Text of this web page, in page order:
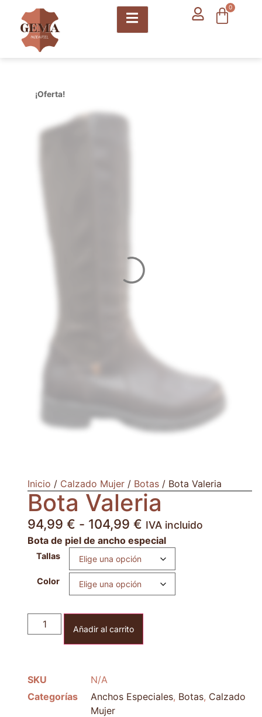
contenido 0
¡Oferta!
Inicio / Calzado Mujer / Botas / Bota Valeria
Bota Valeria
94,99 € - 104,99 € IVA incluido
Bota de piel de ancho especial
Tallas
Color
Añadir al carrito
SKU
N/A
Categorías
Anchos Especiales, Botas, Calzado
Mujer